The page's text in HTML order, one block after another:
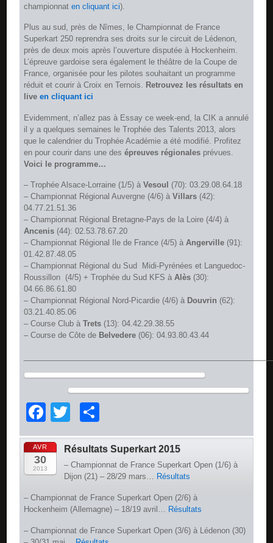
championnaten cliquant ici).
Plus au sud, près de Nîmes, le Championnat de France
Superkart 250 reprendra ses droits sur le circuit de Lédenon,
près de deux mois après l’ouverture disputée à Hockenheim.
L’épreuve gardoise sera également le théâtre de la Coupe de
France, organisée pour les pilotes souhaitant un programme
réduit et courir à Croix en Ternois. Retrouvez les résultats en
liveen cliquant ici
Evidemment, n’allez pas à Essay ce week-end, la CIK a annulé
il y a quelques semaines le Trophée des Talents 2013, alors
que le calendrier du Trophée Académie a été modifié. Profitez
en pour courir dans une desépreuves régionales prévues.
Voici le programme…
– Trophée Alsace-Lorraine (1/5) àVesoul
(70): 03.29.08.64.18
– Championnat Régional Auvergne (4/6) àVillars (42):
04.77.21.51.36
– Championnat Régional Bretagne-Pays de la Loire (4/4) à
Ancenis (44): 02.53.78.67.20
– Championnat Régional Ile de France (4/5) àAngerville (91):
01.42.87.48.05
– Championnat Régional du Sud  Midi-Pyrénées et Languedoc-
Roussillon  (4/5) + Trophée du Sud KFS àAlès (30):
04.66.86.61.80
– Championnat Régional Nord-Picardie (4/6) à Douvrin (62):
03.21.40.85.06
– Course Club àTrets (13): 04.42.29.38.55
– Course de Côte de Belvedere (06): 04.93.80.43.44
Facebook
Twitter
AVR
30
2013
Résultats Superkart 2015
– Championnat de France Superkart Open (1/6) à
Dijon (21) – 28/29 mars… Résultats
– Championnat de France Superkart Open (2/6) à
Hockenheim (Allemagne) – 18/19 avril…
Résultats
– Championnat de France Superkart Open (3/6) à Lédenon (30)